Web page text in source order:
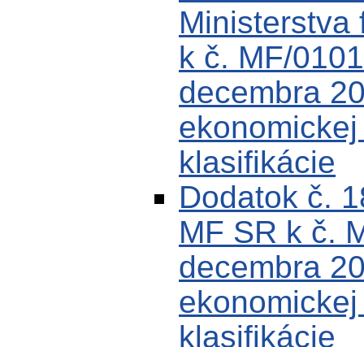
Ministerstva
k č. MF/
decembra
klasifikácie
Dodatok č.
MF SR k č.
decembra
klasifikácie